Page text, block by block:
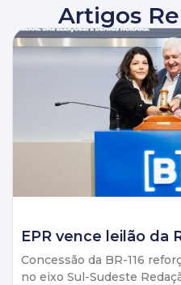
Artigos
EPR vence leilão da
Concessão da BR-116
no eixo Sul-Sudeste